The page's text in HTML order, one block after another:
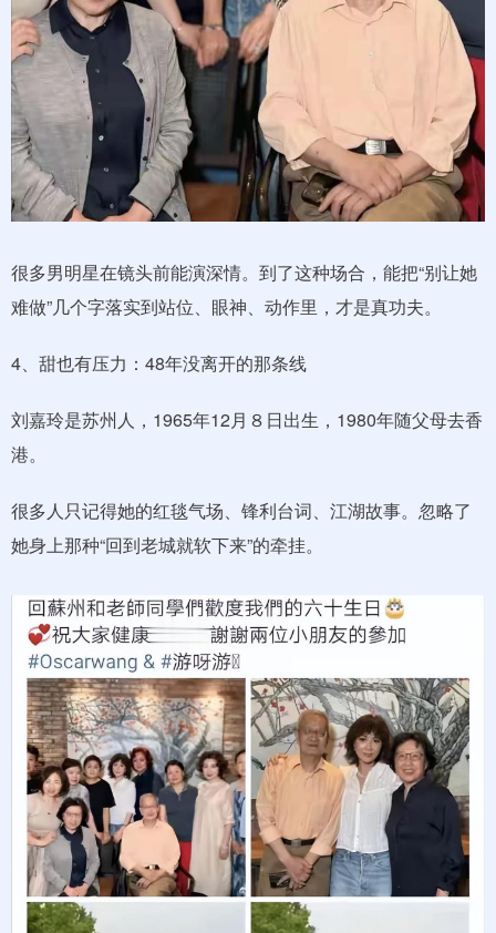
很多男明星在镜头前能演深情。到了这种场合，能把“别让她
难做”几个字落实到站位、眼神、动作里，才是真功夫。
4、甜也有压力：48年没离开的那条线
刘嘉玲是苏州人，1965年12月８日出生，1980年随父母去香
港。
很多人只记得她的红毯气场、锋利台词、江湖故事。忽略了
她身上那种“回到老城就软下来”的牵挂。